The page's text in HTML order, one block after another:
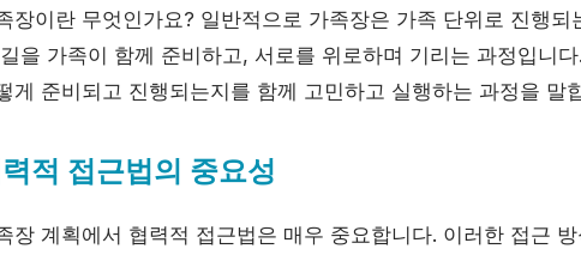
장이란 무엇인가요? 일반적으로 가족장은 가족 단위로 진행
을 가족이 함께 준비하고, 서로를 위로하며 기리는 과정입니
게 준비되고 진행되는지를 함께 고민하고 실행하는 과정을 말
적 접근법의 중요성
장 계획에서 협력적 접근법은 매우 중요합니다. 이러한 접근